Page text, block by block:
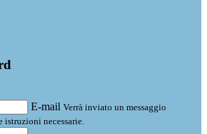
E-mail Verrà inviato un messaggio
necessarie.